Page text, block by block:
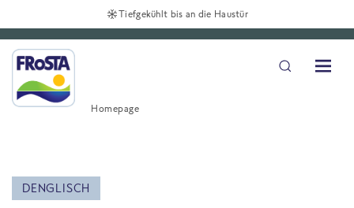
Tiefgekühlt bis an die Haustür
Homepage
DENGLISCH